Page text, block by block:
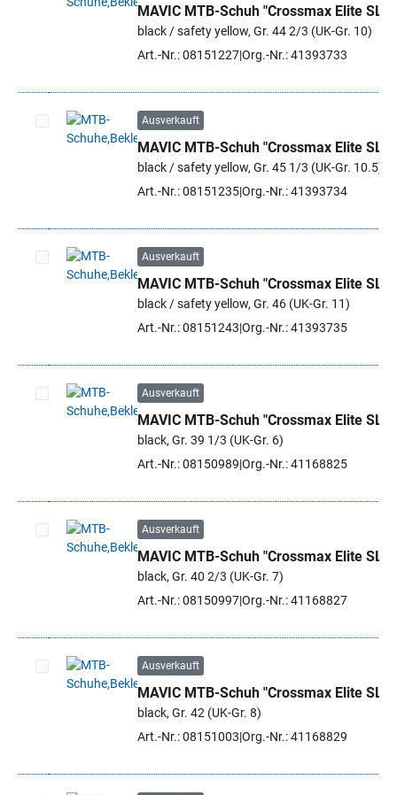
Artikel auswählen
MAVIC MTB-Schuh "Crossmax Elite SL"
black / safety yellow, Gr. 44 2/3 (UK-Gr. 10)
Art.-Nr.: 08151227Org.-Nr.: 41393733
Artikel auswählen
Ausverkauft
MAVIC MTB-Schuh "Crossmax Elite SL"
black / safety yellow, Gr. 45 1/3 (UK-Gr. 10.5)
Art.-Nr.: 08151235Org.-Nr.: 41393734
Artikel auswählen
Ausverkauft
MAVIC MTB-Schuh "Crossmax Elite SL"
black / safety yellow, Gr. 46 (UK-Gr. 11)
Art.-Nr.: 08151243 Org.-Nr.: 41393735
Artikel auswählen
Ausverkauft
MAVIC MTB-Schuh "Crossmax Elite SL"
black, Gr. 39 1/3 (UK-Gr. 6)
Art.-Nr.: 08150989 Org.-Nr.: 41168825
Artikel auswählen
Ausverkauft
MAVIC MTB-Schuh "Crossmax Elite SL"
black, Gr. 40 2/3 (UK-Gr. 7)
Art.-Nr.: 08150997Org.-Nr.: 41168827
Artikel auswählen
Ausverkauft
MAVIC MTB-Schuh "Crossmax Elite SL"
black, Gr. 42 (UK-Gr. 8)
Art.-Nr.: 08151003 Org.-Nr.: 41168829